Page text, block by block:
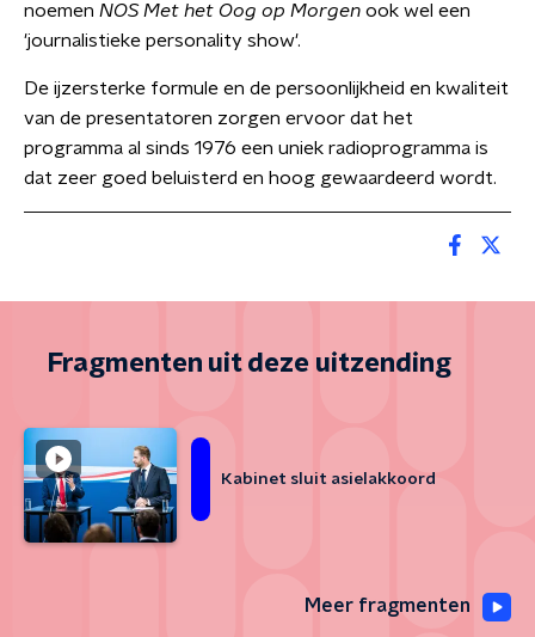
noemen NOS Met het Oog op Morgen ook wel een
'journalistieke personality show'.
De ijzersterke formule en de persoonlijkheid en kwaliteit
van de presentatoren zorgen ervoor dat het
programma al sinds 1976 een uniek radioprogramma is
dat zeer goed beluisterd en hoog gewaardeerd wordt.
Fragmenten uit deze uitzending
Kabinet sluit asielakkoord
Meer fragmenten